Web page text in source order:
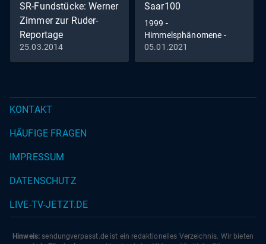
SR-Fundstücke: Werner
Zimmer zur Ruder-
Reportage
Werner Zimmer zur Ruder-
Reportage Dreisbach.
25.03.2014
Saar100
1999 -
Himmelsphänomene -
Marienerscheinung und
05.01.2021
KONTAKT
HÄUFIGE FRAGEN
IMPRESSUM
DATENSCHUTZ
LIVE-TV-JETZT.DE
Hinweis: sendungverpasst.de ist ein redaktionelles Verzeichnis. Wir bieten